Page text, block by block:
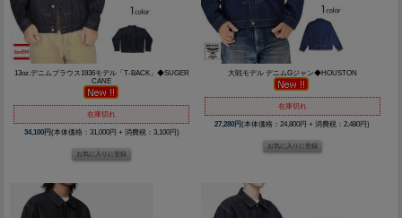
13oz.デニムブラウス1936モデル「T-BACK」◆SUGER
CANE
在庫切れ
34,100円(本体価格：31,000円 + 消費税：3,100円)
大戦モデル デニムGジャン◆HOUSTON
在庫切れ
27,280円(本体価格：24,800円 + 消費税：2,480円)